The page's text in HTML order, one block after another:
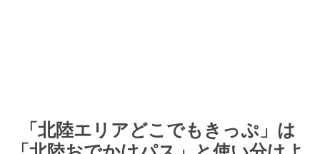
「北陸エリアどこでもきっぷ」は